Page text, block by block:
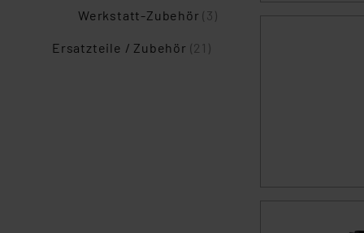
Werkstatt-Zubehör(3)
Ersatzteile / Zubehör (21)